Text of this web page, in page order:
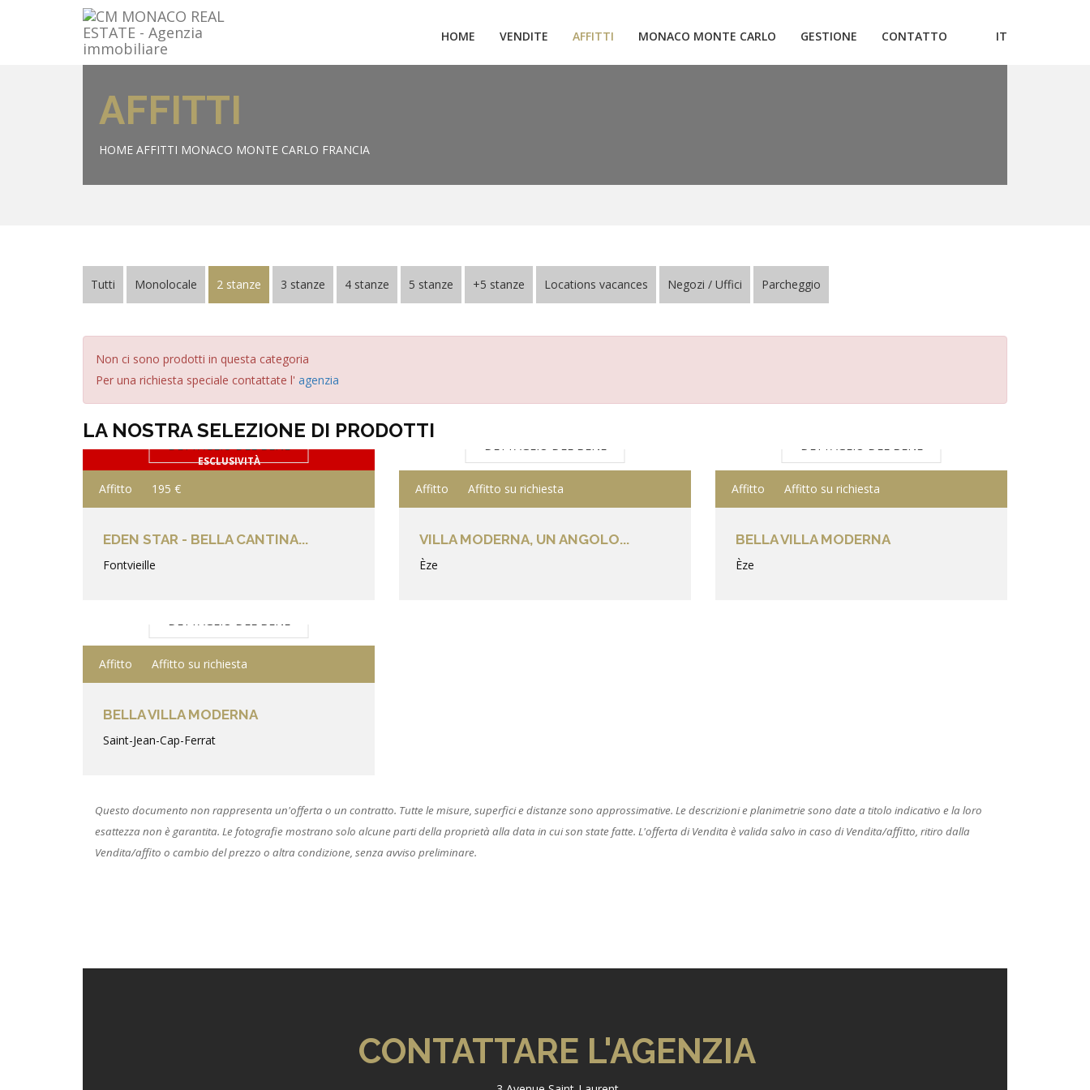
HOME VENDITE AFFITTI MONACO MONTE CARLO GESTIONE CONTATTO IT
AFFITTI
HOME AFFITTI MONACO MONTE CARLO FRANCIA
Tutti Monolocale 2 stanze 3 stanze 4 stanze 5 stanze +5 stanze Locations vacances Negozi / Uffici Parcheggio
Non ci sono prodotti in questa categoria
Per una richiesta speciale contattate l' agenzia
LA NOSTRA SELEZIONE DI PRODOTTI
ESCLUSIVITÀ
DETTAGLIO DEL BENE
Affitto 195 €
EDEN STAR - BELLA CANTINA...
Fontvieille
DETTAGLIO DEL BENE
Affitto Affitto su richiesta
VILLA MODERNA, UN ANGOLO...
Èze
DETTAGLIO DEL BENE
Affitto Affitto su richiesta
BELLA VILLA MODERNA
Èze
DETTAGLIO DEL BENE
Affitto Affitto su richiesta
BELLA VILLA MODERNA
Saint-Jean-Cap-Ferrat
Questo documento non rappresenta un'offerta o un contratto. Tutte le misure, superfici e distanze sono approssimative. Le descrizioni e planimetrie sono date a titolo indicativo e la loro
esattezza non è garantita. Le fotografie mostrano solo alcune parti della proprietà alla data in cui son state fatte. L'offerta di Vendita è valida salvo in caso di Vendita/affitto, ritiro dalla
Vendita/affito o cambio del prezzo o altra condizione, senza avviso preliminare.
CONTATTARE L'AGENZIA